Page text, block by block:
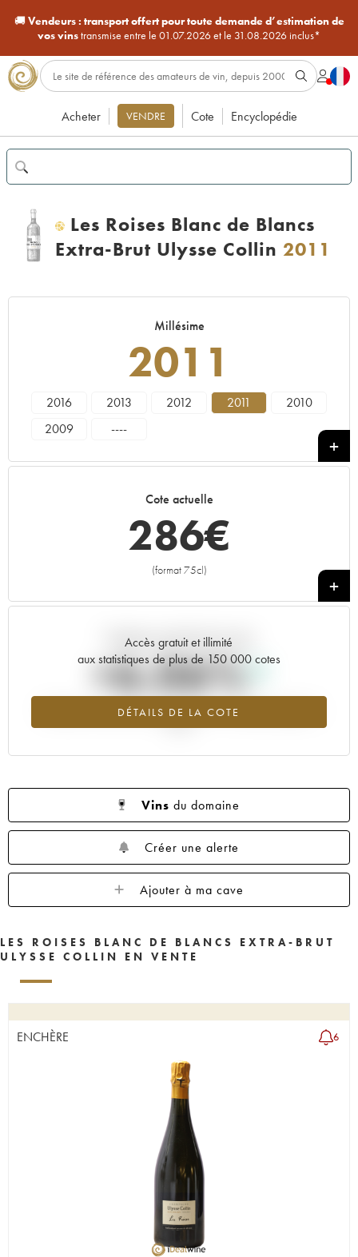
🚚Vendeurs : transport offert pour toute demande d’estimation de
vos vinstransmise entre le 01.07.2026 et le 31.08.2026 inclus*
Acheter VENDRE Cote Encyclopédie
H
Les Roises Blanc de Blancs
Extra-Brut Ulysse Collin 2011
Millésime
2011
2016 2013 2012 2011
2010
2009
----
Cote actuelle
286€
(format 75cl)
+
Accès gratuit et illimité
aux statistiques de plus de 150 000 cotes
DÉTAILS DE LA COTE
Tendance actuelle de la cote
+6.06%
Tendance à la hausse du millésime 2011 en 2026 par rapport à
Vins du domaine
Créer une alerte
Ajouter à ma cave
LES ROISES BLANC DE BLANCS EXTRA-BRUT
ULYSSE COLLIN EN VENTE
ENCHÈRE 6